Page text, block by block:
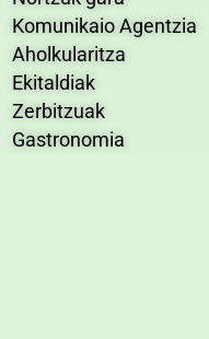
Komunikaio Agentzia
Aholkularitza
Ekitaldiak
Zerbitzuak
Gastronomia